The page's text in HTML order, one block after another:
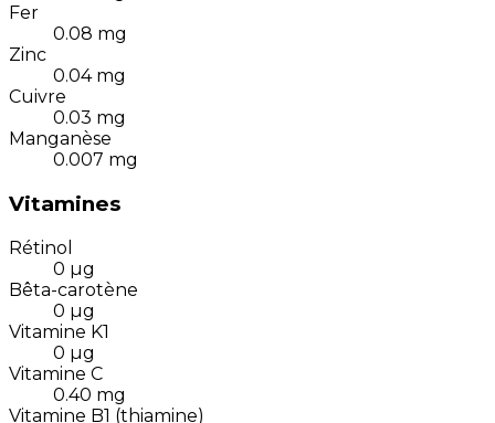
Fer
0.08 mg
Zinc
0.04 mg
Cuivre
0.03 mg
Manganèse
0.007 mg
Vitamines
Rétinol
0 µg
Bêta-carotène
0 µg
Vitamine K1
0 µg
Vitamine C
0.40 mg
Vitamine B1 (thiamine)